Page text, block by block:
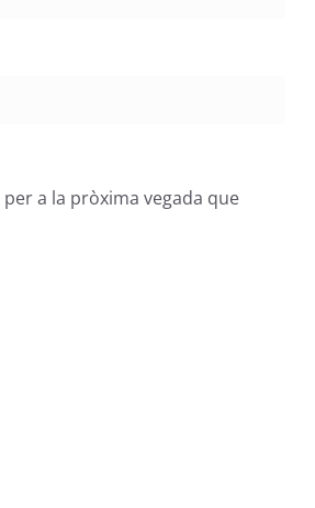
a la pròxima vegada que